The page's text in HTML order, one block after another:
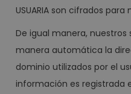
USUARIA son cifrados
De igual manera,
manera automática la
dominio utilizados por el
información es registrada